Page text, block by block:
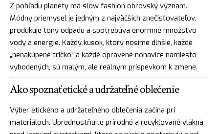
Z pohľadu planéty má slow fashion obrovský význam.
Módny priemysel je jedným z najväčších znečisťovateľov,
produkuje tony odpadu a spotrebúva enormné množstvo
vody a energie. Každý kúsok, ktorý nosíme dlhšie, každé
„nenakúpené tričko“ a každé opravené nohavice namiesto
vyhodených, sú malým, ale reálnym príspevkom k zmene.
Ako spoznať etické a udržateľné oblečenie
Výber etického a udržateľného oblečenia začína pri
materiáloch. Uprednostňujte prírodné a recyklované vlákna